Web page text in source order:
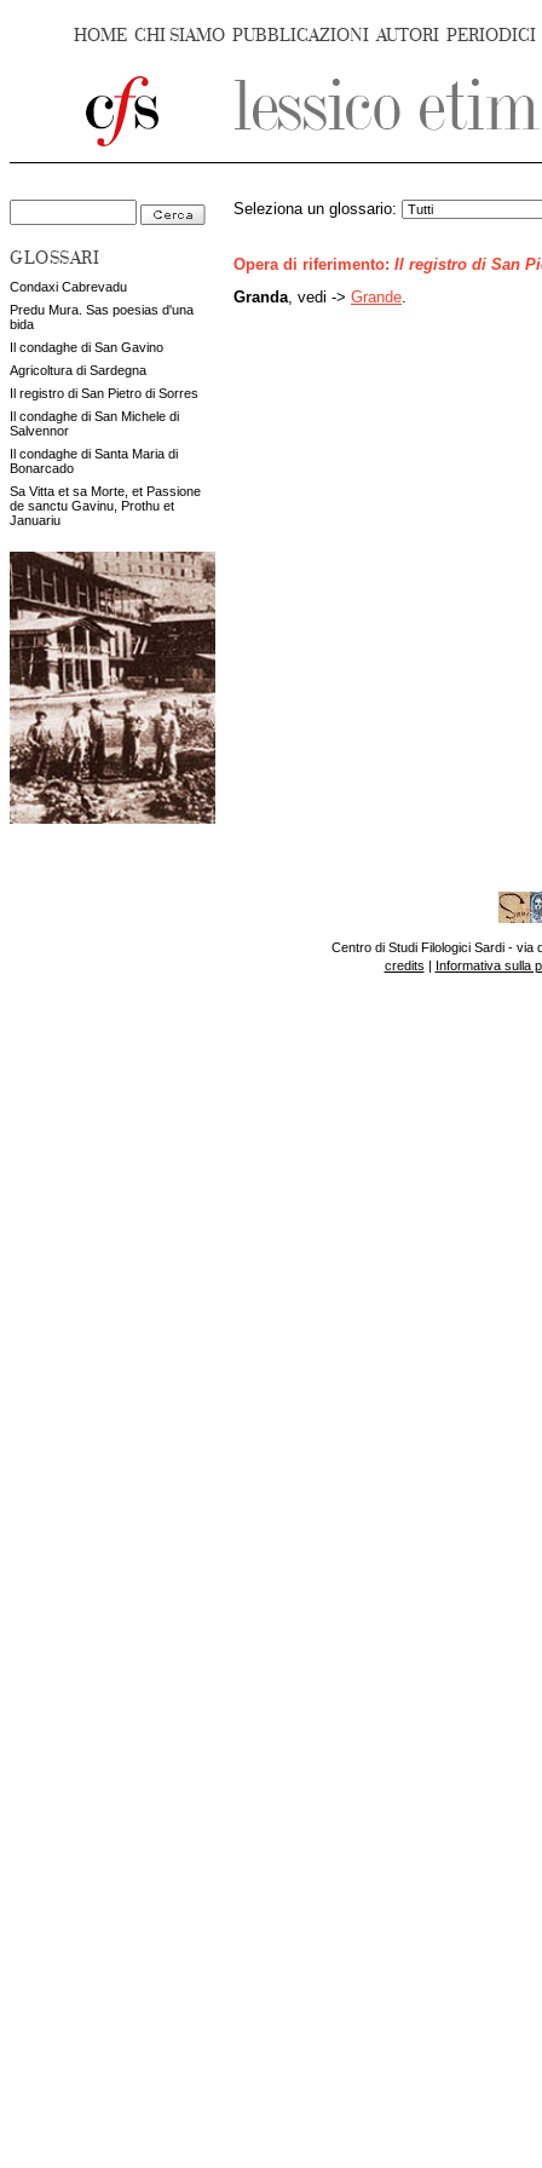
HOME CHI SIAMO PUBBLICAZIONI AUTORI PERIODICI
GLOSSARI
Condaxi Cabrevadu
Predu Mura. Sas poesias d'una
bida
Il condaghe di San Gavino
Agricoltura di Sardegna
Il registro di San Pietro di Sorres
Il condaghe di San Michele di
Salvennor
Il condaghe di Santa Maria di
Bonarcado
Sa Vitta et sa Morte, et Passione
de sanctu Gavinu, Prothu et
Januariu
Seleziona un glossario:
Opera di riferimento: Il registro di San
Granda , vedi -> Grande
Centro di Studi Filologici Sardi - via
credits | Informativa sulla